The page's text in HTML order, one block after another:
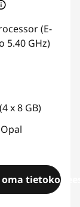
(E-
5.40 GHz)
x 8 GB)
oma